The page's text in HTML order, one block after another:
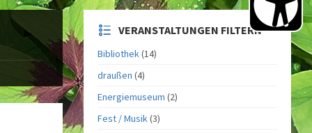
VERANSTALTUNGEN FILTERN
Bibliothek(14)
draußen (4)
Energiemuseum (2)
Fest / Musik(3)